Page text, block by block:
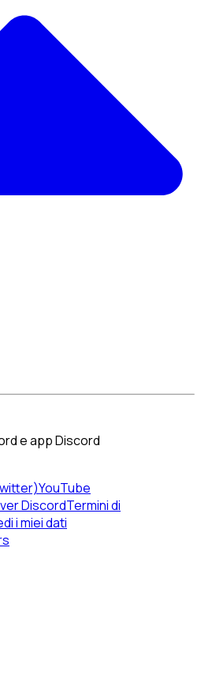
e app Discord
YouTube
DiscordTermini di
i miei dati